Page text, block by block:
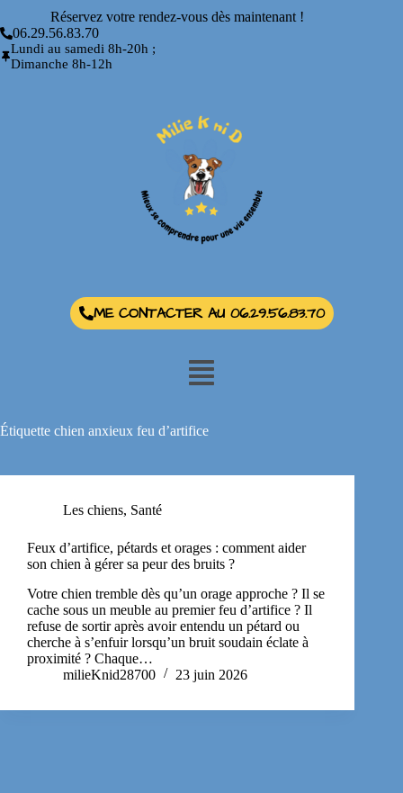
Réservez votre rendez-vous dès maintenant !
06.29.56.83.70
Lundi au samedi 8h-20h ;
Dimanche 8h-12h
ME CONTACTER AU 06.29.56.83.70
Étiquette chien anxieux feu d’artifice
Les chiens, Santé
Feux d’artifice, pétards et orages : comment aider
son chien à gérer sa peur des bruits ?
Votre chien tremble dès qu’un orage approche ? Il se
cache sous un meuble au premier feu d’artifice ? Il
refuse de sortir après avoir entendu un pétard ou
cherche à s’enfuir lorsqu’un bruit soudain éclate à
proximité ? Chaque…
milieKnid28700
23 juin 2026